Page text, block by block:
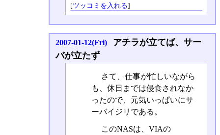
[ツッコミを入れる]
2007-01-12(Fri)
アチラが立てば、サー
バが立たず
さて、仕事が忙しいながら
も、休日までは侵食されなか
ったので、元気いっぱいにサ
ーバイジリである。
このNASは、VIAの